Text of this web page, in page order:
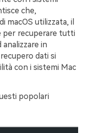
che,
macOS utilizzata, il
per recuperare tutti
in
dati si
con i sistemi Mac
popolari